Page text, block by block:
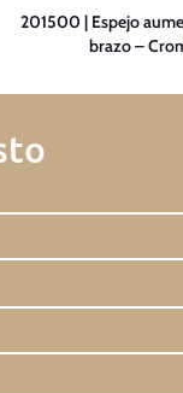
201500 | Espejo
brazo –